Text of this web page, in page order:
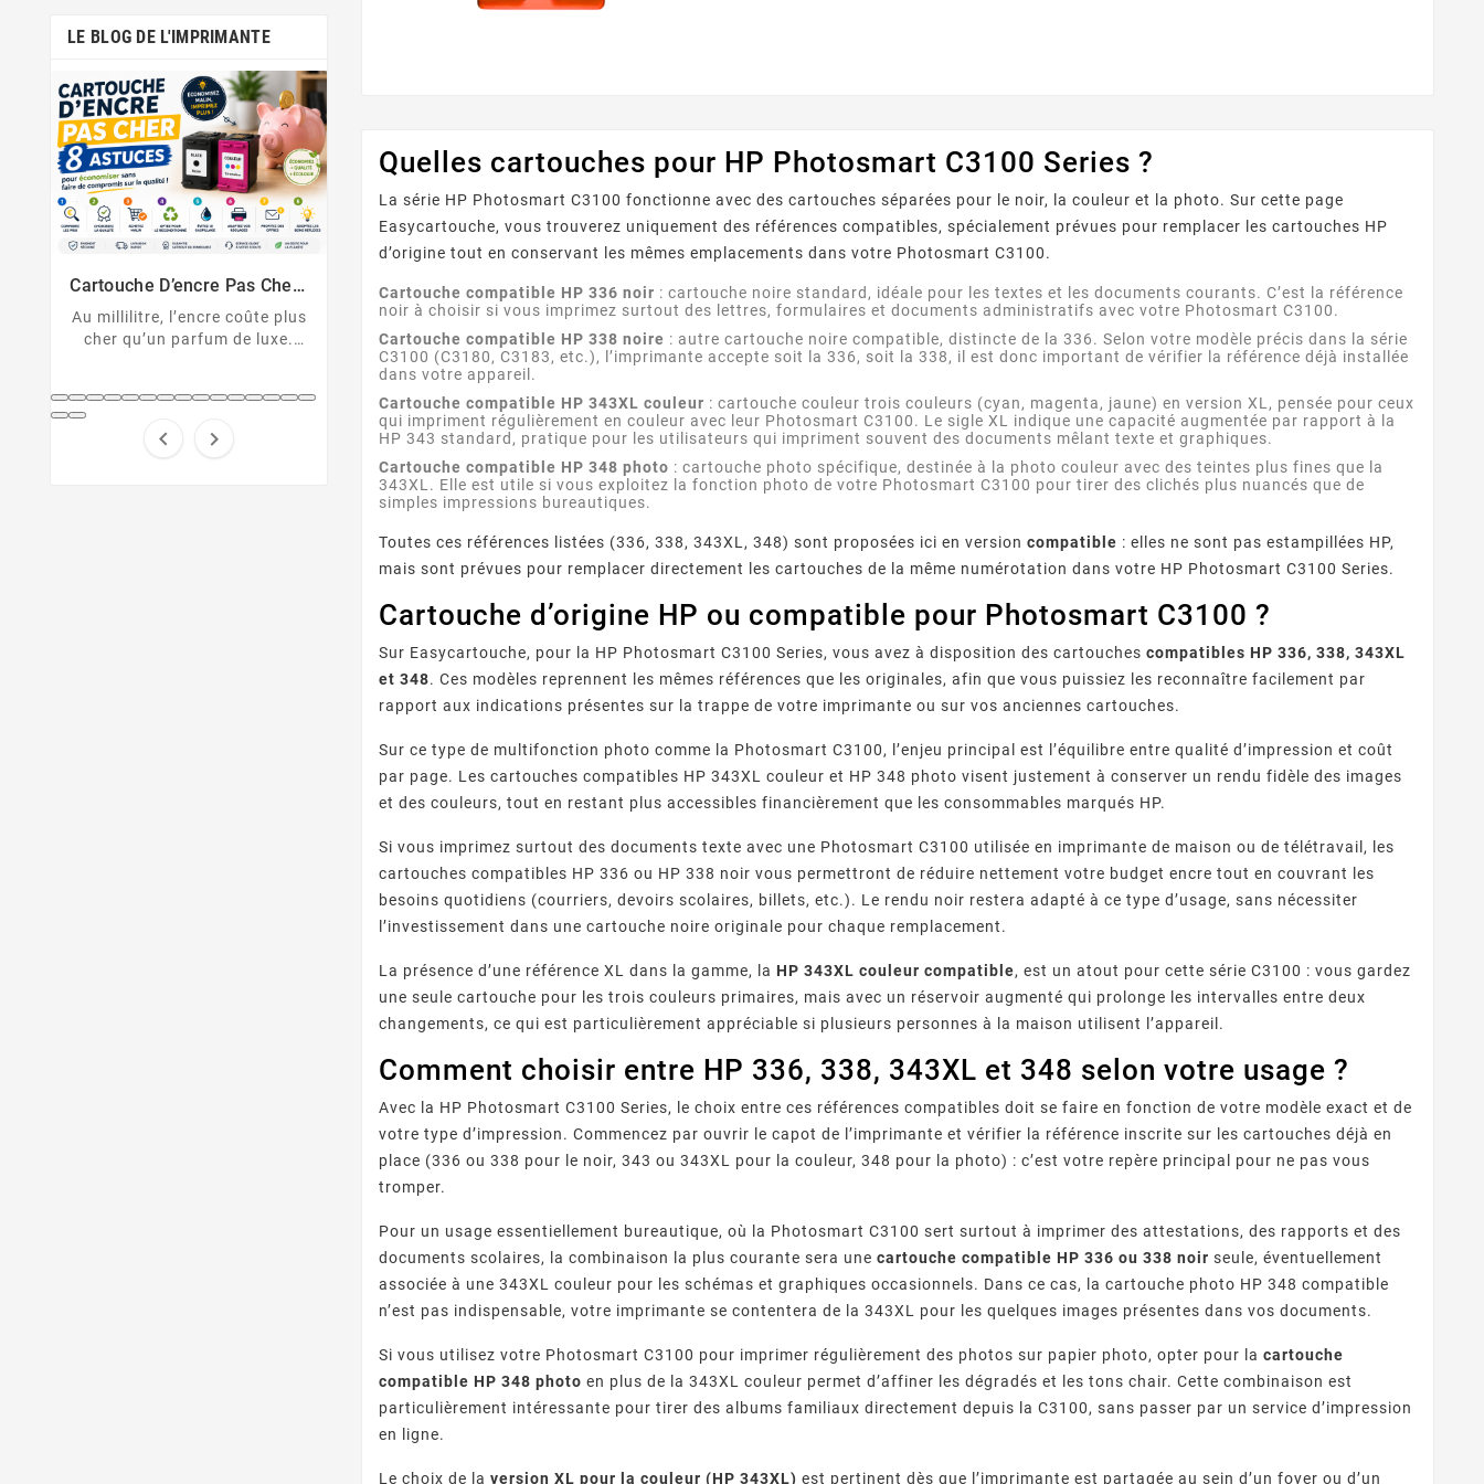
LE BLOG DE L'IMPRIMANTE
Comment Désactiver La Puce
Cartouche HP non reconnue ?
désactiver la protection des
cartouches HP et contourner
Messages D’erreur Fréquents
Sur Imprimante Canon :
Solutions Et Dépannage
cartouche non reconnue…
Décryptez les messages
d'erreur de votre imprimante
Canon et résolvez chaque
code pas à pas.
Imprimante Epson : Que
Faire Face Au Message «
Cartouche Non Reconnue » ?
affiche « cartouche non
reconnue » ? Causes, méthode
de réinitialisation en 7 étapes,
piège des mises à jour
Quels Fournisseurs
Garantissent Une Qualité
D’impression Optimale Avec
Leurs Cartouches
Compatibles ?
fournisseur de cartouches
compatibles fiable ? Contrôle
qualité, puces, garanties,
normes ISO/STMC, avis
Cartouches D’encre
Compatibles ?
cartouches compatibles
offrent les meilleures
garanties : fabricants
premium, certifications,
 
Quelles cartouches pour HP Photosmart C3100 Series ?
La série HP Photosmart C3100 fonctionne avec des cartouches séparées pour le noir, la couleur et la photo. Sur cette page
Easycartouche, vous trouverez uniquement des références compatibles, spécialement prévues pour remplacer les cartouches HP
d’origine tout en conservant les mêmes emplacements dans votre Photosmart C3100.
Cartouche compatible HP 336 noir : cartouche noire standard, idéale pour les textes et les documents courants. C’est la référence
noir à choisir si vous imprimez surtout des lettres, formulaires et documents administratifs avec votre Photosmart C3100.
Cartouche compatible HP 338 noire : autre cartouche noire compatible, distincte de la 336. Selon votre modèle précis dans la série
C3100 (C3180, C3183, etc.), l’imprimante accepte soit la 336, soit la 338, il est donc important de vérifier la référence déjà installée
dans votre appareil.
Cartouche compatible HP 343XL couleur : cartouche couleur trois couleurs (cyan, magenta, jaune) en version XL, pensée pour ceux
qui impriment régulièrement en couleur avec leur Photosmart C3100. Le sigle XL indique une capacité augmentée par rapport à la
HP 343 standard, pratique pour les utilisateurs qui impriment souvent des documents mêlant texte et graphiques.
Cartouche compatible HP 348 photo : cartouche photo spécifique, destinée à la photo couleur avec des teintes plus fines que la
343XL. Elle est utile si vous exploitez la fonction photo de votre Photosmart C3100 pour tirer des clichés plus nuancés que de
simples impressions bureautiques.
Toutes ces références listées (336, 338, 343XL, 348) sont proposées ici en versioncompatible : elles ne sont pas estampillées HP,
mais sont prévues pour remplacer directement les cartouches de la même numérotation dans votre HP Photosmart C3100 Series.
Cartouche d’origine HP ou compatible pour Photosmart C3100 ?
Sur Easycartouche, pour la HP Photosmart C3100 Series, vous avez à disposition des cartouchescompatibles HP 336, 338, 343XL
et 348. Ces modèles reprennent les mêmes références que les originales, afin que vous puissiez les reconnaître facilement par
rapport aux indications présentes sur la trappe de votre imprimante ou sur vos anciennes cartouches.
Sur ce type de multifonction photo comme la Photosmart C3100, l’enjeu principal est l’équilibre entre qualité d’impression et coût
par page. Les cartouches compatibles HP 343XL couleur et HP 348 photo visent justement à conserver un rendu fidèle des images
et des couleurs, tout en restant plus accessibles financièrement que les consommables marqués HP.
Si vous imprimez surtout des documents texte avec une Photosmart C3100 utilisée en imprimante de maison ou de télétravail, les
cartouches compatibles HP 336 ou HP 338 noir vous permettront de réduire nettement votre budget encre tout en couvrant les
besoins quotidiens (courriers, devoirs scolaires, billets, etc.). Le rendu noir restera adapté à ce type d’usage, sans nécessiter
l’investissement dans une cartouche noire originale pour chaque remplacement.
La présence d’une référence XL dans la gamme, la HP 343XL couleur compatible, est un atout pour cette série C3100 : vous gardez
une seule cartouche pour les trois couleurs primaires, mais avec un réservoir augmenté qui prolonge les intervalles entre deux
changements, ce qui est particulièrement appréciable si plusieurs personnes à la maison utilisent l’appareil.
Comment choisir entre HP 336, 338, 343XL et 348 selon votre usage ?
Avec la HP Photosmart C3100 Series, le choix entre ces références compatibles doit se faire en fonction de votre modèle exact et de
votre type d’impression. Commencez par ouvrir le capot de l’imprimante et vérifier la référence inscrite sur les cartouches déjà en
place (336 ou 338 pour le noir, 343 ou 343XL pour la couleur, 348 pour la photo) : c’est votre repère principal pour ne pas vous
tromper.
Pour un usage essentiellement bureautique, où la Photosmart C3100 sert surtout à imprimer des attestations, des rapports et des
documents scolaires, la combinaison la plus courante sera unecartouche compatible HP 336 ou 338 noir seule, éventuellement
associée à une 343XL couleur pour les schémas et graphiques occasionnels. Dans ce cas, la cartouche photo HP 348 compatible
n’est pas indispensable, votre imprimante se contentera de la 343XL pour les quelques images présentes dans vos documents.
Si vous utilisez votre Photosmart C3100 pour imprimer régulièrement des photos sur papier photo, opter pour lacartouche
compatible HP 348 photo en plus de la 343XL couleur permet d’affiner les dégradés et les tons chair. Cette combinaison est
particulièrement intéressante pour tirer des albums familiaux directement depuis la C3100, sans passer par un service d’impression
en ligne.
Le choix de laversion XL pour la couleur (HP 343XL) est pertinent dès que l’imprimante est partagée au sein d’un foyer ou d’un